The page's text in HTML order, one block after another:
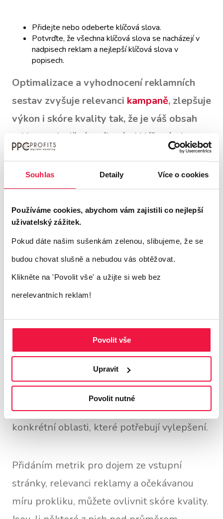
Souhlas Detaily Více o cookies
Používáme cookies, abychom vám zajistili co nejlepší
uživatelský zážitek.
Pokud dáte našim sušenkám zelenou, slibujeme, že se
budou chovat slušně a nebudou vás obtěžovat.
Klikněte na 'Povolit vše' a užijte si web bez
nerelevantních reklam!
Povolit vše
Upravit
Povolit nutné
Přidejte nebo odeberte klíčová slova.
Potvrďte, že všechna klíčová slova se nacházejí v
nadpisech reklam a nejlepší klíčová slova v
popisech.
Optimalizace a vyhodnocení reklamních
sestav zvyšuje relevanci kampaně, zlepšuje
výkon i skóre kvality tak, že je váš obsah
reklamy sladěný s cílenými klíčovými
slovy.
Zkontrolujte skóre kvality
Skóre kvality je metrika, pomocí které
můžete sledovat relevanci a kvalitu reklam,
klíčových slov a vstupních stránek
v kampani. Je to číslo u každého klíčového
slova 1–10. Nižší skóre kvality označuje
potenciální problémy ovlivňující výkon
reklamy, jako jsou nerelevantní klíčová
slova, špatný dojem ze vstupní stránky nebo
špatně zarovnané znění reklamy.
Zkoumáním skóre kvality můžete určit
konkrétní oblasti, které potřebují vylepšení.
Přidáním metrik pro dojem ze vstupní
stránky, relevanci reklamy a očekávanou
míru prokliku, můžete ovlivnit skóre kvality.